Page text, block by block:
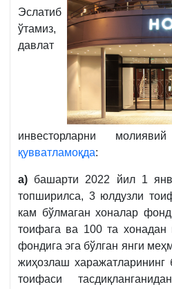
Эслатиб
ўтамиз,
давлат
инвесторларни
қувватламоқда:
а) башарти 2022 йил 1
топширилса, 3 юлдузли
кам бўлмаган хоналар
тоифага ва 100 та хонадан
фондига эга бўлган янги
жиҳозлаш
тоифаси